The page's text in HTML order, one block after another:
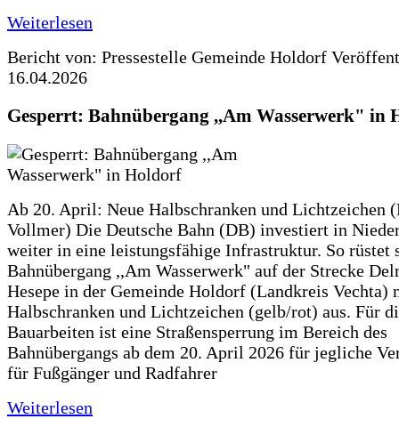
Weiterlesen
Bericht von: Pressestelle Gemeinde Holdorf
16.04.2026
Gesperrt: Bahnübergang ,,Am Wasserwerk" in
Ab 20. April: Neue Halbschranken und Lichtzeichen
Vollmer) Die Deutsche Bahn (DB) investiert in
weiter in eine leistungsfähige Infrastruktur. So rüstet
Bahnübergang ,,Am Wasserwerk" auf der Strecke
Hesepe in der Gemeinde Holdorf (Landkreis Vechta)
Halbschranken und Lichtzeichen (gelb/rot) aus. Für
Bauarbeiten ist eine Straßensperrung im Bereich des
Bahnübergangs ab dem 20. April 2026 für jegliche
für Fußgänger und Radfahrer
Weiterlesen